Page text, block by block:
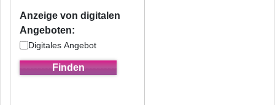
Anzeige von digitalen
Angeboten:
Digitales Angebot